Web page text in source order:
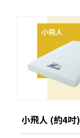
小飛人 (約4吋)